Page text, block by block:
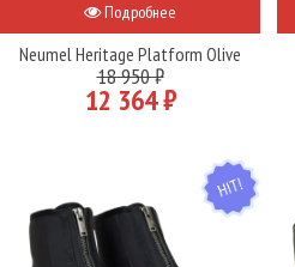
Подробнее
Neumel Heritage Platform Olive
18 950 ₽
12 364 ₽
HIT